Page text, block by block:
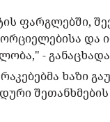
ფარგლებში,
და
-
ხაზი